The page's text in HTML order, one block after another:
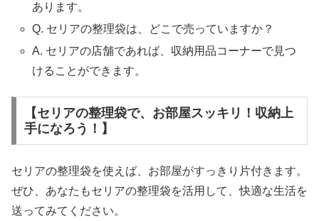
あります。
Q. セリアの整理袋は、どこで売っていますか？
A. セリアの店舗であれば、収納用品コーナーで見つ
けることができます。
【セリアの整理袋で、お部屋スッキリ！収納上
手になろう！】
セリアの整理袋を使えば、お部屋がすっきり片付きます。
ぜひ、あなたもセリアの整理袋を活用して、快適な生活を
送ってみてください。